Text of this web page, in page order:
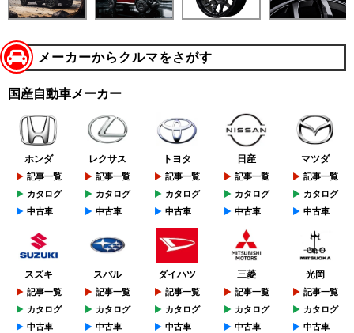
メーカーからクルマをさがす
国産自動車メーカー
ホンダ
記事一覧
カタログ
中古車
レクサス
記事一覧
カタログ
中古車
トヨタ
記事一覧
カタログ
中古車
日産
記事一覧
カタログ
中古車
マツダ
記事一覧
カタログ
中古車
スズキ
記事一覧
カタログ
中古車
スバル
記事一覧
カタログ
中古車
ダイハツ
記事一覧
カタログ
中古車
三菱
記事一覧
カタログ
中古車
光岡
記事一覧
カタログ
中古車